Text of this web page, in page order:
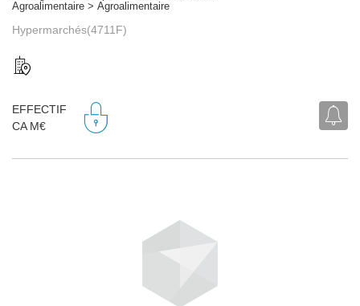
Agroalimentaire > Agroalimentaire
Hypermarchés(4711F)
EFFECTIF
CA M€